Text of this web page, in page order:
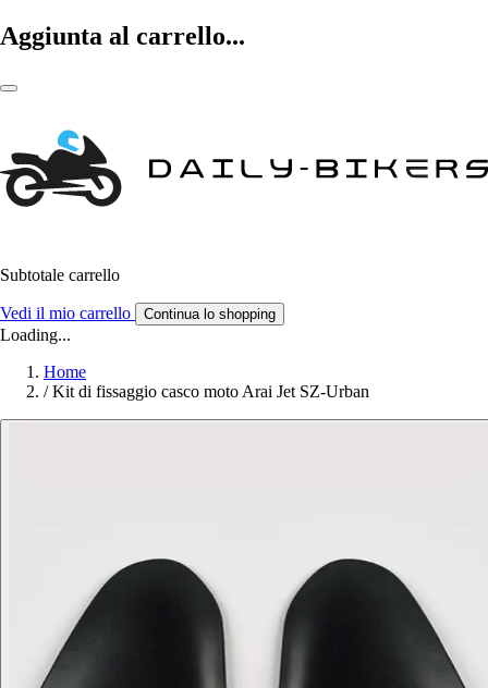
Aggiunta al carrello...
Subtotale carrello
Vedi il mio carrello Continua lo shopping
Loading...
Home
/ Kit di fissaggio casco moto Arai Jet SZ-Urban